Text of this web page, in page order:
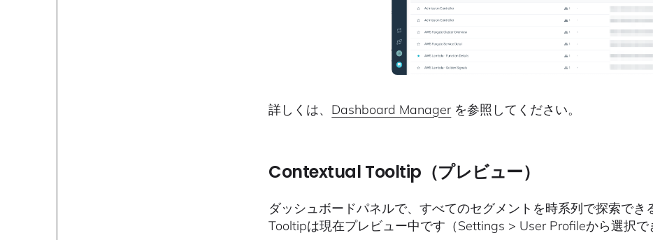
詳しくは、 Dashboard Managerを参照してください。
Contextual Tooltip（プレビュー）
ダッシュボードパネルで、すべてのセグメントを時系列で探索で
Tooltipは現在プレビュー中です（Settings > User Profileから選択で